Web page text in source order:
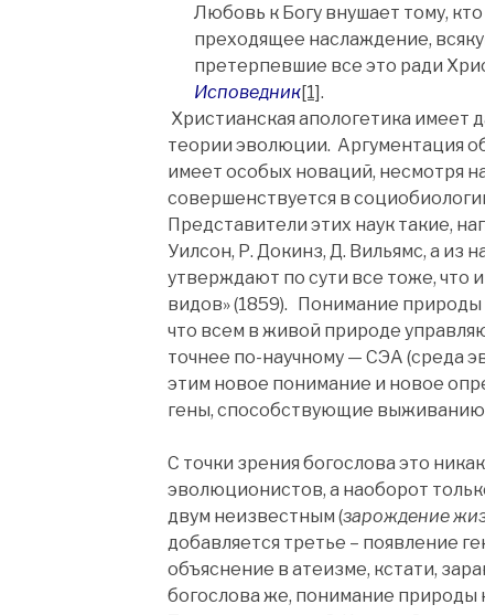
Любовь к Богу внушает тому,
преходящее наслаждение,
претерпевшие все это ради
Исповедник[1].
Христианская апологетика
теории эволюции. Аргументация
имеет особых новаций, несмотря
совершенствуется в
Представители этих наук такие,
Уилсон, Р. Докинз, Д. Вильямс, а из
утверждают по сути все тоже, что
видов» (1859). Понимание
что всем в живой природе
точнее по-научному — СЭА (среда
этим новое понимание и новое
гены, способствующие выживанию
С точки зрения богослова это
эволюционистов, а наоборот
двум неизвестным (зарождение
добавляется третье – появление
объяснение в атеизме, кстати,
богослова же, понимание природы